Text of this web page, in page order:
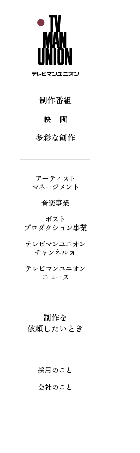
制作番組
映 画
多彩な創作
アーティスト
マネージメント
音楽事業
ポスト
プロダクション事業
テレビマンユニオン
チャンネル
テレビマンユニオン
ニュース
制作を
依頼したいとき
採用のこと
会社のこと